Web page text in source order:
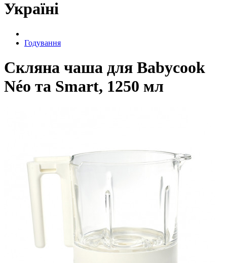
Україні
Годування
Скляна чаша для Babycook
Néo та Smart, 1250 мл